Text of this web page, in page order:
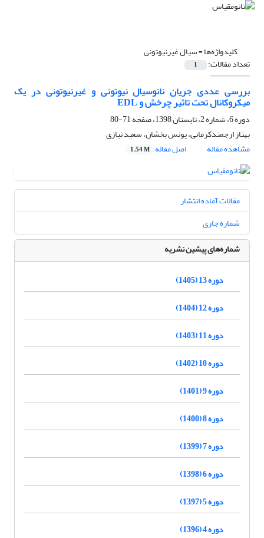
کلیدواژه‌ها =سیال غیرنیوتونی
تعداد مقالات: 1
بررسی عددی جریان نانوسیال نیوتونی و غیرنیوتونی در یک
میکروکانال تحت تاثیر چرخش و EDL
دوره 6، شماره 2، تابستان 1398، صفحه
71-80
بهناز ارجمندکرمانی، یونس بخشان، سعید نیازی
مشاهده مقاله
اصل مقاله 1.54 M
مقالات آماده انتشار
شماره جاری
شماره‌های پیشین نشریه
دوره 13 (1405)
دوره 12 (1404)
دوره 11 (1403)
دوره 10 (1402)
دوره 9 (1401)
دوره 8 (1400)
دوره 7 (1399)
دوره 6 (1398)
دوره 5 (1397)
دوره 4 (1396)